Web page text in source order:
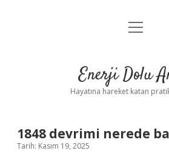
Anasayfa
Yasal Uyarı
menüyü
Enerji Dolu
Hayatına hareket katan
1848 devrimi nerede
Tarih: Kasım 19, 2025